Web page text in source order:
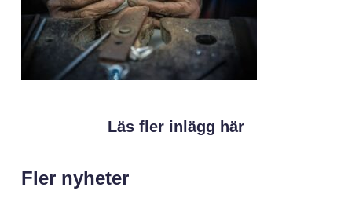
Läs fler inlägg här
Fler nyheter